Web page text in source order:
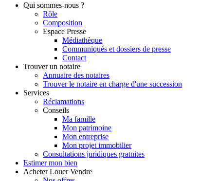
Qui sommes-nous ?
Rôle
Composition
Espace Presse
Médiathèque
Communiqués et dossiers de presse
Contact
Trouver un notaire
Annuaire des notaires
Trouver le notaire en charge d'une succession
Services
Réclamations
Conseils
Ma famille
Mon patrimoine
Mon entreprise
Mon projet immobilier
Consultations juridiques gratuites
Estimer mon bien
Acheter Louer Vendre